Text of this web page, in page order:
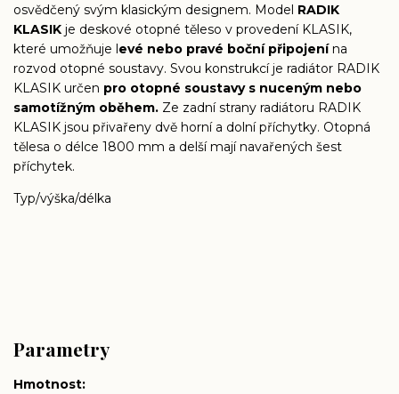
osvědčený svým klasickým designem. Model RADIK
KLASIK je deskové otopné těleso v provedení KLASIK,
které umožňuje levé nebo pravé boční připojenína
rozvod otopné soustavy. Svou konstrukcí je radiátor RADIK
KLASIK určen pro otopné soustavy s nuceným nebo
samotížným oběhem. Ze zadní strany radiátoru RADIK
KLASIK jsou přivařeny dvě horní a dolní příchytky. Otopná
tělesa o délce 1800 mm a delší mají navařených šest
příchytek.
Typ/výška/délka
Parametry
Hmotnost